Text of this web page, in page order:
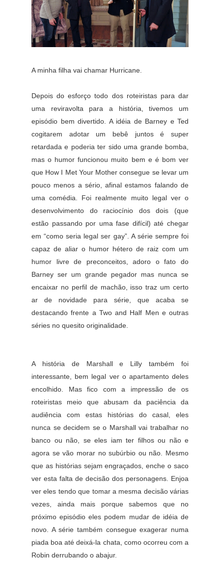
A minha filha vai chamar Hurricane.
Depois do esforço todo dos roteiristas para dar
uma reviravolta para a história, tivemos um
episódio bem divertido. A idéia de Barney e Ted
cogitarem adotar um bebê juntos é super
retardada e poderia ter sido uma grande bomba,
mas o humor funcionou muito bem e é bom ver
que How I Met Your Mother consegue se levar um
pouco menos a sério, afinal estamos falando de
uma comédia. Foi realmente muito legal ver o
desenvolvimento do raciocínio dos dois (que
estão passando por uma fase difícil) até chegar
em “como seria legal ser gay”. A série sempre foi
capaz de aliar o humor hétero de raiz com um
humor livre de preconceitos, adoro o fato do
Barney ser um grande pegador mas nunca se
encaixar no perfil de machão, isso traz um certo
ar de novidade para série, que acaba se
destacando frente a Two and Half Men e outras
séries no quesito originalidade.
A história de Marshall e Lilly também foi
interessante, bem legal ver o apartamento deles
encolhido. Mas fico com a impressão de os
roteiristas meio que abusam da paciência da
audiência com estas histórias do casal, eles
nunca se decidem se o Marshall vai trabalhar no
banco ou não, se eles iam ter filhos ou não e
agora se vão morar no subúrbio ou não. Mesmo
que as histórias sejam engraçados, enche o saco
ver esta falta de decisão dos personagens. Enjoa
ver eles tendo que tomar a mesma decisão várias
vezes, ainda mais porque sabemos que no
próximo episódio eles podem mudar de idéia de
novo. A série também consegue exagerar numa
piada boa até deixá-la chata, como ocorreu com a
Robin derrubando o abajur.